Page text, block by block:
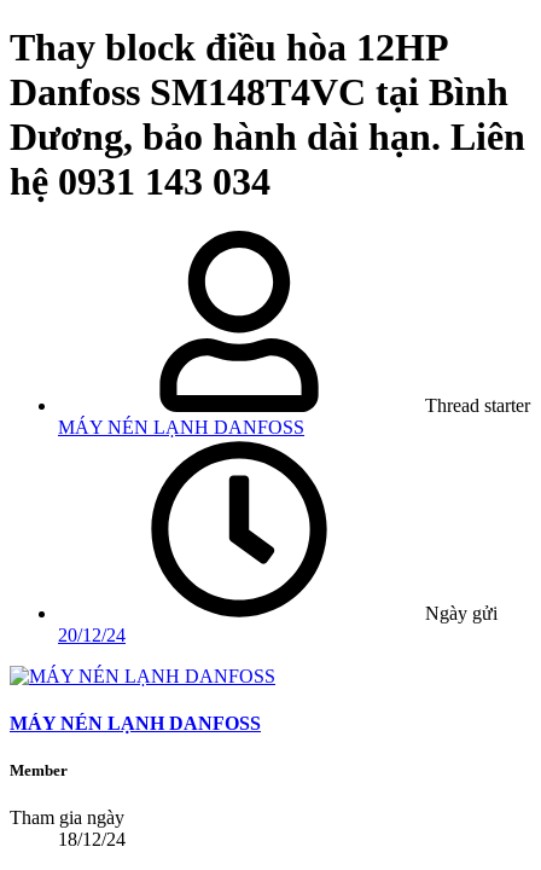
Thay block điều hòa 12HP
Danfoss SM148T4VC tại Bình
Dương, bảo hành dài hạn. Liên
hệ 0931 143 034
Thread starter
MÁY NÉN LẠNH DANFOSS
Ngày gửi
20/12/24
MÁY NÉN LẠNH DANFOSS
Member
Tham gia ngày
18/12/24